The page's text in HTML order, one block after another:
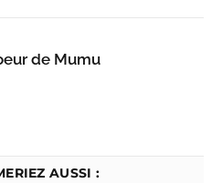
de Mumu
AUSSI :